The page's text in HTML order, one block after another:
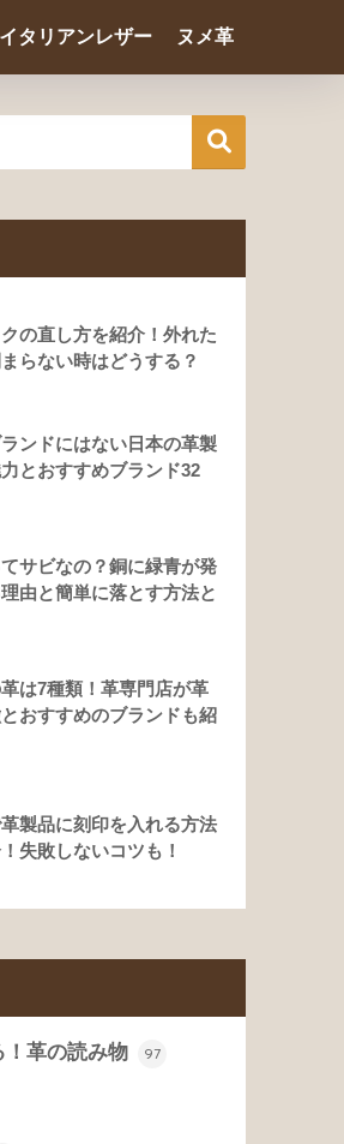
イタリアンレザー ヌメ革
の直し方を紹介！外れた
らない時はどうする？
ンドにはない日本の革製
とおすすめブランド32
サビなの？銅に緑青が発
由と簡単に落とす方法と
は7種類！革専門店が革
おすすめのブランドも紹
製品に刻印を入れる方法
失敗しないコツも！
！革の読み物 97